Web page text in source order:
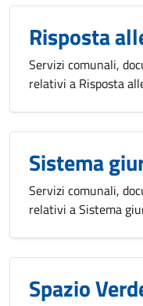
Risposta
Servizi comunali,
relativi a Risposta
Sistema
Servizi comunali,
relativi a Sistema
Spazio